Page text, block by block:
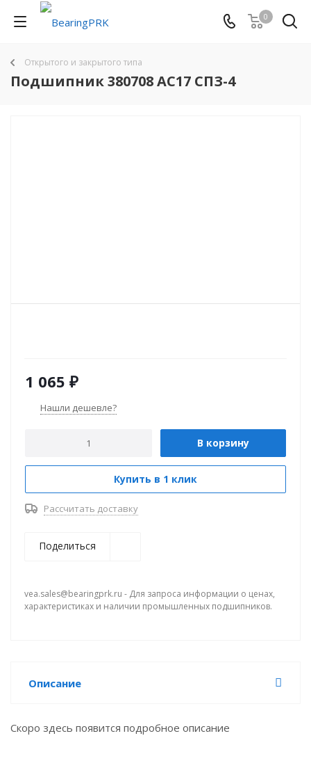
0
Открытого и закрытого типа
Подшипник 380708 AC17 СПЗ-4
1 065 ₽
Нашли дешевле?
В корзину
Купить в 1 клик
Рассчитать доставку
Поделиться
vea.sales@bearingprk.ru - Для запроса информации о ценах,
характеристиках и наличии промышленных подшипников.
Описание
Скоро здесь появится подробное описание